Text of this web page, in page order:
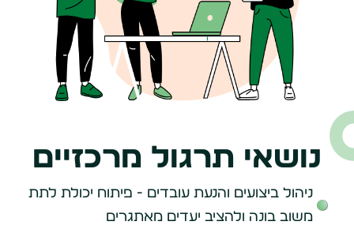
נושאי תרגול מרכזיים
ניהול ביצועים והנעת עובדים - פיתוח יכולת לתת
משוב בונה ולהציב יעדים מאתגרים